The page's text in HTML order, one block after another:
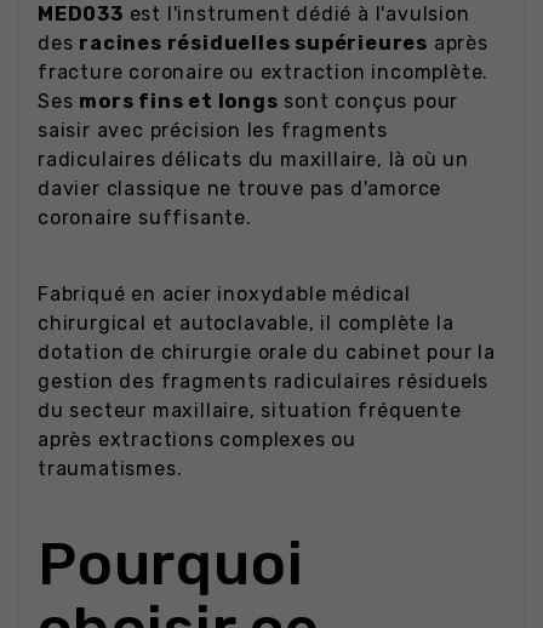
MED033 est l'instrument dédié à l'avulsion
des racines résiduelles supérieures après
fracture coronaire ou extraction incomplète.
Ses mors fins et longs sont conçus pour
saisir avec précision les fragments
radiculaires délicats du maxillaire, là où un
davier classique ne trouve pas d'amorce
coronaire suffisante.
Fabriqué en acier inoxydable médical
chirurgical et autoclavable, il complète la
dotation de chirurgie orale du cabinet pour la
gestion des fragments radiculaires résiduels
du secteur maxillaire, situation fréquente
après extractions complexes ou
traumatismes.
Pourquoi